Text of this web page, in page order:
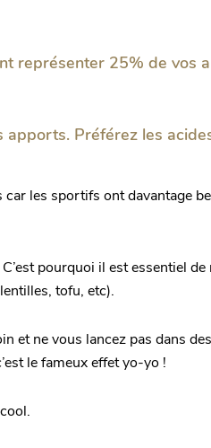
représenter 25% de vos
Préférez les
les sportifs ont davantage
pourquoi il est essentiel
tofu, etc).
et ne vous lancez pas dans
le fameux effet yo-yo !